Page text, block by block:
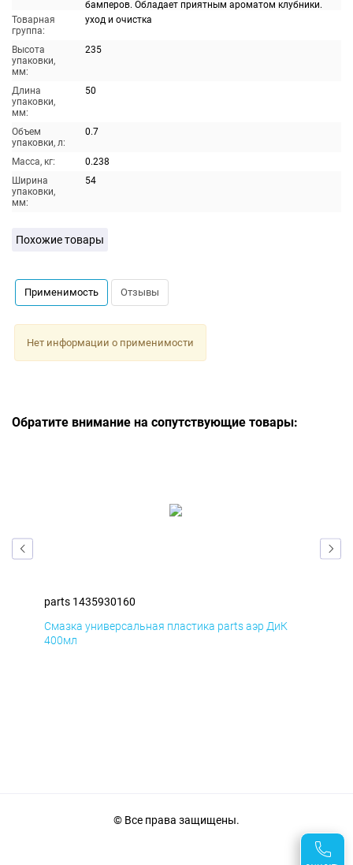
бамперов. Обладает приятным ароматом клубники.
Товарная
группа:
уход и очистка
Высота
упаковки,
мм:
235
Длина
упаковки,
мм:
50
Объем
упаковки, л:
0.7
Масса, кг:
0.238
Ширина
упаковки,
мм:
54
Похожие товары
Применимость Отзывы
Нет информации о применимости
Обратите внимание на сопутствующие товары:
parts 1435930160
Смазка универсальная пластика parts аэр ДиК
400мл
© Все права защищены.